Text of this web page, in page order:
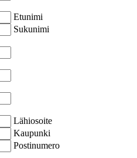
Etunimi
Sukunimi
Lähiosoite
Kaupunki
Postinumero